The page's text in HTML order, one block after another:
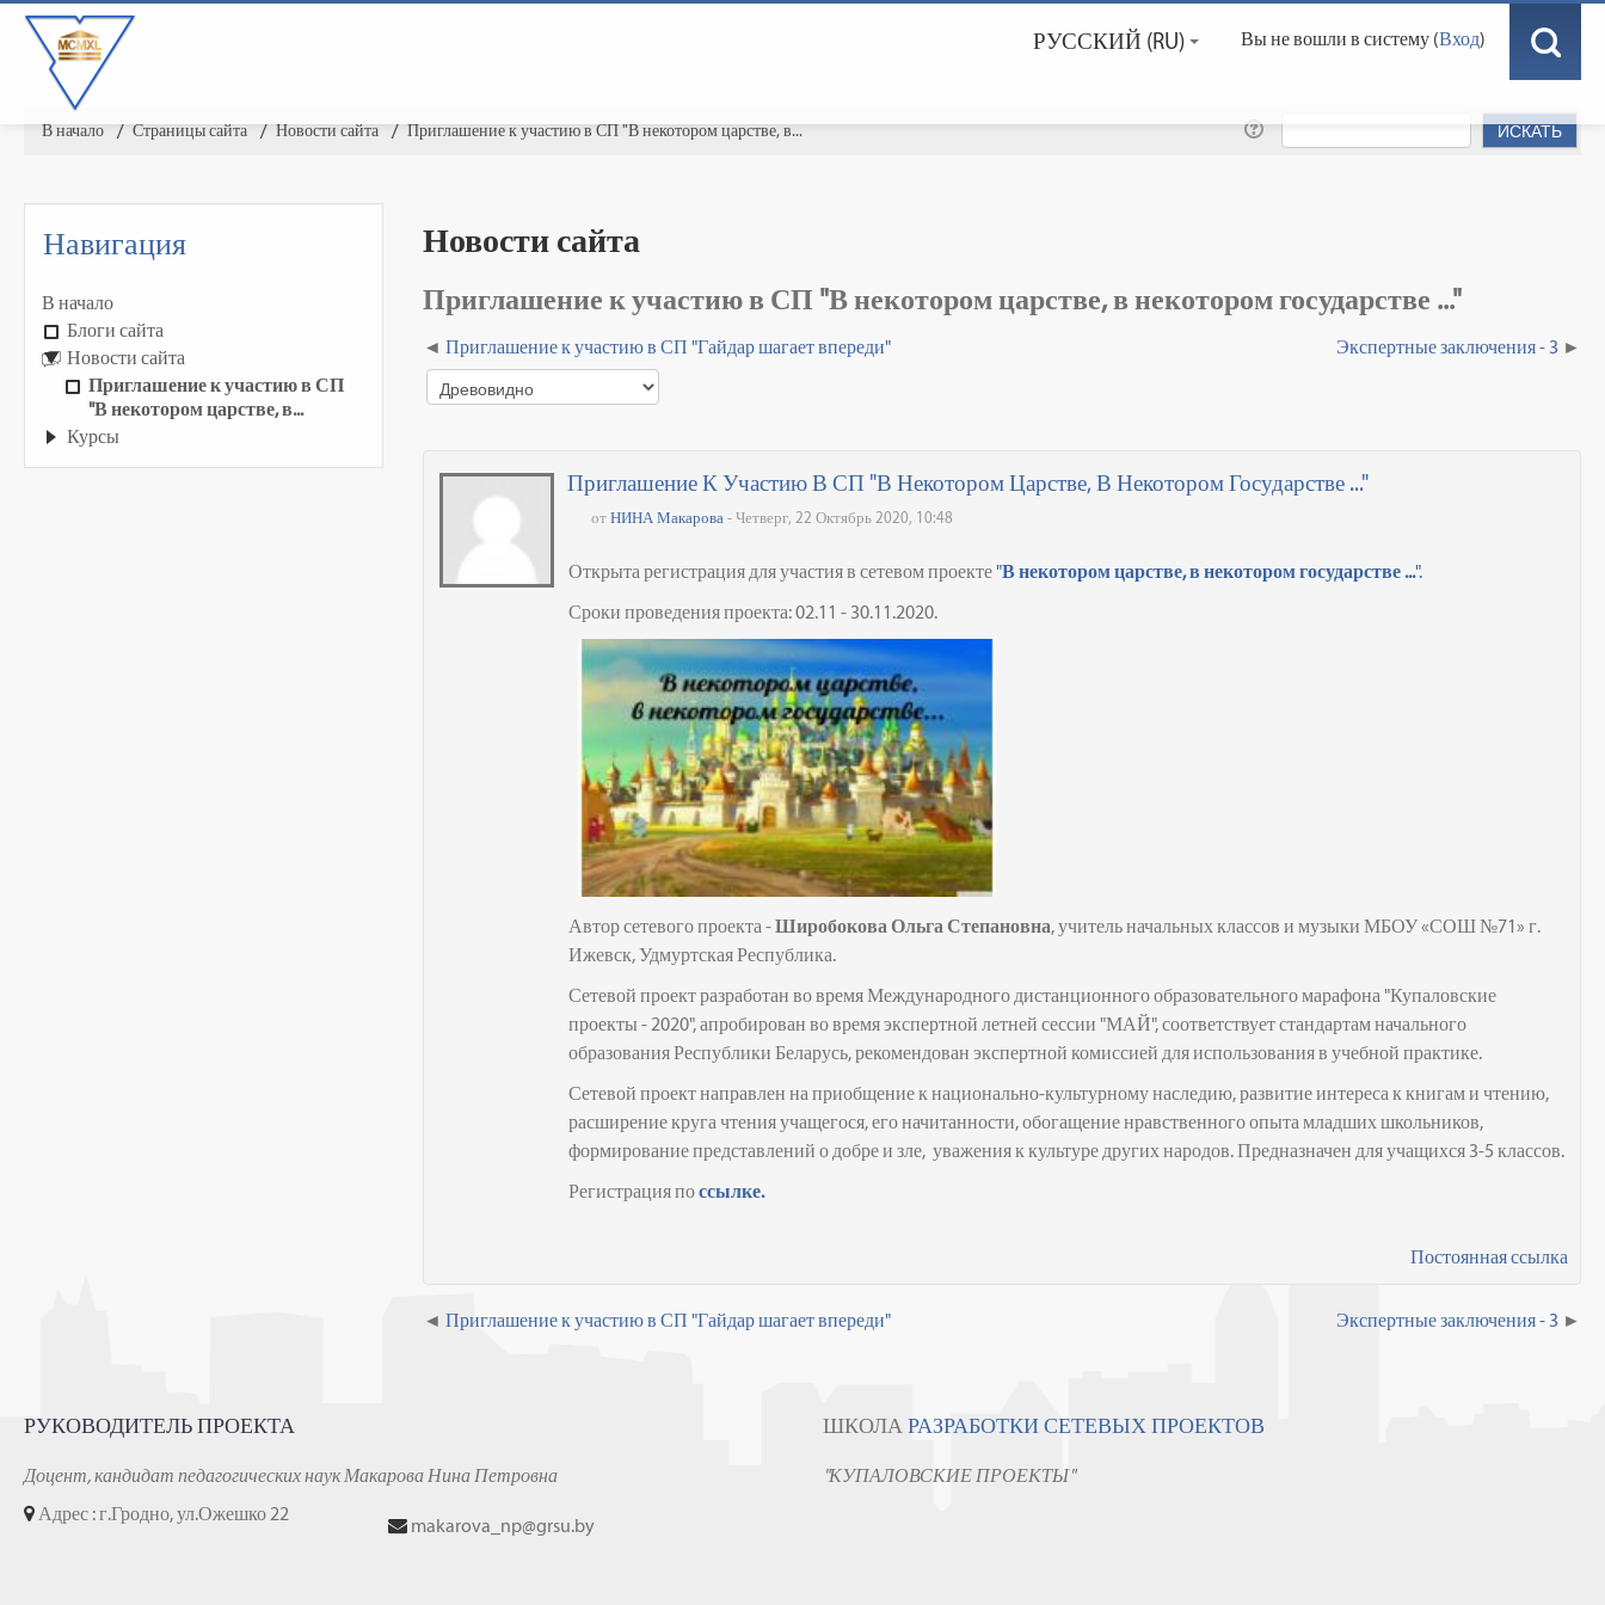
Вы не вошли в систему (Вход)
РУССКИЙ ‎(RU)‎
В начало ▶︎ Страницы сайта ▶︎ Новости сайта ▶︎ Приглашение к участию в СП "В некотором царстве, в...
Новости сайта
Приглашение к участию в СП "В некотором царстве, в некотором государстве ..."
Приглашение к участию в СП "Гайдар шагает впереди" Экспертные заключения - 3
Приглашение К Участию В СП "В Некотором Царстве, В Некотором Государстве ..."
отНИНА Макарова - Четверг, 22 Октябрь 2020, 10:48
Открыта регистрация для участия в сетевом проекте"В некотором царстве, в некотором государстве ...".
Сроки проведения проекта: 02.11 - 30.11.2020.
Автор сетевого проекта -Широбокова Ольга Степановна, учитель начальных классов и музыкиМБОУ «СОШ №71» г.
Ижевск, Удмуртская Республика.
Сетевой проект разработан во время Международного дистанционного образовательного марафона "Купаловские
проекты - 2020", апробирован во время экспертной летней сессии "МАЙ", соответствует стандартам начального
образования Республики Беларусь, рекомендован экспертной комиссией для использования в учебной практике.
Сетевой проектнаправлен на приобщение к национально-культурному наследию, развитие интереса к книгам и чтению,
расширение круга чтения учащегося, его начитанности, обогащение нравственного опыта младших школьников,
формирование представлений о добре и зле, уважения к культуре других народов. Предназначен для учащихся 3-5 классов.
Регистрация поссылке.
Постоянная ссылка
Приглашение к участию в СП "Гайдар шагает впереди" Экспертные заключения - 3
Навигация
В начало
Блоги сайта
Новости сайта
Приглашение к участию в СП
"В некотором царстве, в...
Курсы
РУКОВОДИТЕЛЬ ПРОЕКТА
Доцент, кандидат педагогических наук Макарова Нина Петровна
Адрес : г.Гродно, ул.Ожешко 22
makarova_np@grsu.by
ШКОЛА РАЗРАБОТКИ СЕТЕВЫХ ПРОЕКТОВ
"КУПАЛОВСКИЕ ПРОЕКТЫ"